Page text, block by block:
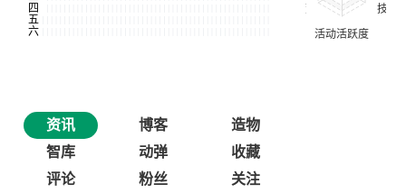
资讯 博客
造物
智库
动弹
收藏
评论
粉丝 关注